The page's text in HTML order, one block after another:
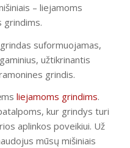
– liejamoms
grindims.
suformuojamas,
užtikrinantis
grindis.
liejamoms grindims.
kur grindys turi
aplinkos poveikiui. Už
mūsų mišiniais